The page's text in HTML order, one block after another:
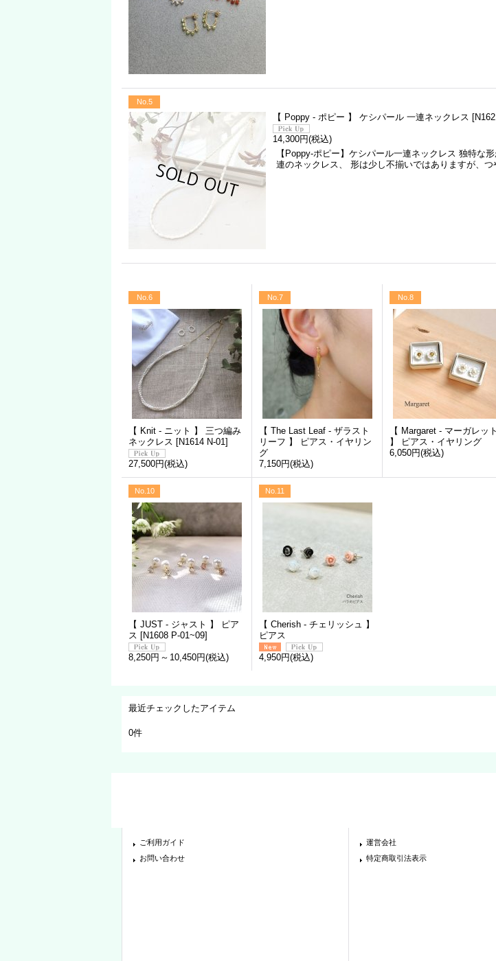
No.5
【 Poppy - ポピー 】 ケシパール 一連ネックレス [
14,300円(税込)
【Poppy-ポピー】ケシパール一連ネックレス 独特な
連のネックレス、 形は少し不揃いではありますが、
No.6
【 Knit - ニット 】 三つ編み
ネックレス [N1614 N-01]
27,500円(税込)
No.7
【 The Last Leaf - ザラスト
リーフ 】 ピアス・イヤリン
グ
7,150円(税込)
No.8
【 Margaret - マーガレット
】 ピアス・イヤリング
6,050円(税込)
No.10
【 JUST - ジャスト 】 ピア
ス [N1608 P-01~09]
8,250円 ～ 10,450円(税込)
No.11
【 Cherish - チェリッシュ 】
ピアス
4,950円(税込)
最近チェックしたアイテム
0件
ご利用ガイド
お問い合わせ
運営会社
特定商取引法表示